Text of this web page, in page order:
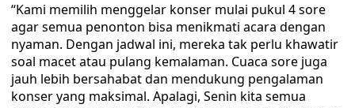
“Kami memilih menggelar konser mulai pukul 4 sore
agar semua penonton bisa menikmati acara dengan
nyaman. Dengan jadwal ini, mereka tak perlu khawatir
soal macet atau pulang kemalaman. Cuaca sore juga
jauh lebih bersahabat dan mendukung pengalaman
konser yang maksimal. Apalagi, Senin kita semua